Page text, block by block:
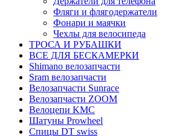
Фляги и флягодержатели
Фонари и маячки
Чехлы для велосипеда
ТРОСА И РУБАШКИ
ВСЕ ДЛЯ БЕСКАМЕРКИ
Shimano велозапчасти
Sram велозапчасти
Велозапчасти Sunrace
Велозапчасти ZOOM
Велоцепи KMC
Шатуны Prowheel
Спицы DT swiss